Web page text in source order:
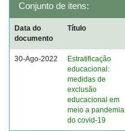
Conjunto de itens:
Data do
documento
Título
30-Ago-2022
Estratificação
educacional:
medidas de
exclusão
educacional em
meio a pandemia
do covid-19